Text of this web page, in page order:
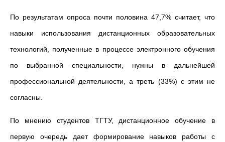
По результатам опроса почти половина 47,7% считает, что
навыки использования дистанционных образовательных
технологий, полученные в процессе электронного обучения
по выбранной специальности, нужны в дальнейшей
профессиональной деятельности, а треть (33%) с этим не
согласны.
По мнению студентов ТГТУ, дистанционное обучение в
первую очередь дает формирование навыков работы с